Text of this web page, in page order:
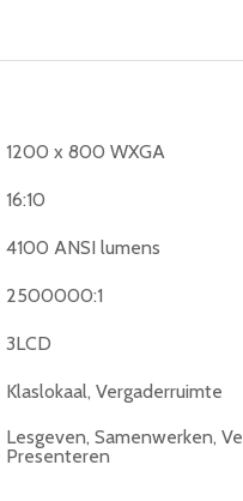
1200 x 800 WXGA
16:10
4100 ANSI lumens
2500000:1
3LCD
Klaslokaal, Vergaderruimte
Lesgeven, Samenwerken,
Presenteren